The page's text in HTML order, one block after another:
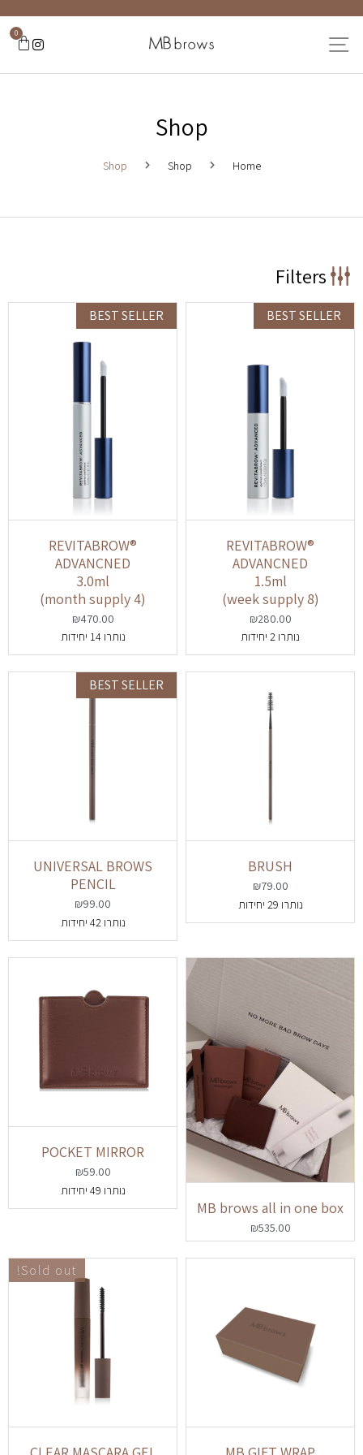
0
Shop
Home
Shop
Shop
Filters
BEST SELLER
REVITABROW®️
ADVANCNED
1.5ml
(8 week supply)
₪280.00
נותרו 2 יחידות
BEST SELLER
REVITABROW®️
ADVANCNED
3.0ml
(4 month supply)
₪470.00
נותרו 14 יחידות
BRUSH
₪79.00
נותרו 29 יחידות
BEST SELLER
UNIVERSAL BROWS
PENCIL
₪99.00
נותרו 42 יחידות
MB brows all in one box
₪535.00
POCKET MIRROR
₪59.00
נותרו 49 יחידות
Sold out!